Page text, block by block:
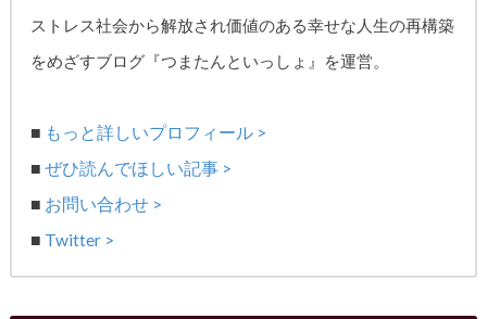
ストレス社会から解放され価値のある幸せな人生の再構築
をめざすブログ『つまたんといっしょ』を運営。
■ もっと詳しいプロフィール >
■ぜひ読んでほしい記事 >
■ お問い合わせ >
■ Twitter >